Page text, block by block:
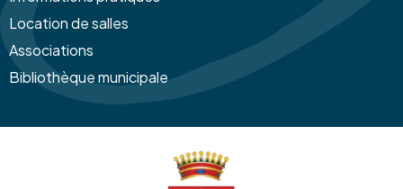
Location de salles
Associations
Bibliothèque municipale